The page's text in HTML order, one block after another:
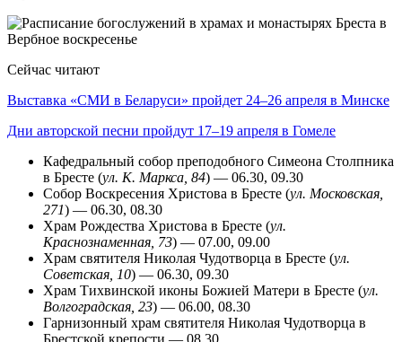
Сейчас читают
Выставка «СМИ в Беларуси» пройдет 24–26 апреля в Минске
Дни авторской песни пройдут 17–19 апреля в Гомеле
Кафедральный собор преподобного Симеона Столпника
в Бресте (ул. К. Маркса, 84) — 06.30, 09.30
Собор Воскресения Христова в Бресте (ул. Московская,
271) — 06.30, 08.30
Храм Рождества Христова в Бресте (ул.
Краснознаменная, 73) — 07.00, 09.00
Храм святителя Николая Чудотворца в Бресте (ул.
Советская, 10) — 06.30, 09.30
Храм Тихвинской иконы Божией Матери в Бресте (ул.
Волгоградская, 23) — 06.00, 08.30
Гарнизонный храм святителя Николая Чудотворца в
Брестской крепости — 08.30